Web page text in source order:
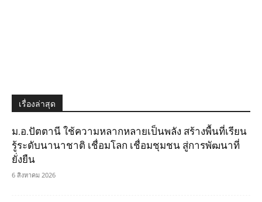
เรื่องล่าสุด
ม.อ.ปัตตานี ใช้ความหลากหลายเป็นพลัง สร้างพื้นที่เรียน
รู้ระดับนานาชาติ เชื่อมโลก เชื่อมชุมชน สู่การพัฒนาที่
ยั่งยืน
6 สิงหาคม 2026